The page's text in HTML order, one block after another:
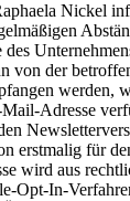
Nickel
von der
werden,
Adresse
erstmalig für
wird aus
Opt-In-